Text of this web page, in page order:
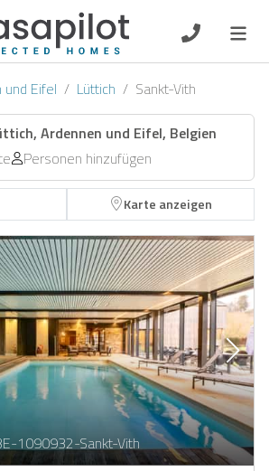
ES FR
und Eifel Lüttich Sankt-Vith
Ardennen und Eifel, Belgien
Personen hinzufügen
Karte anzeigen
1090932-Sankt-Vith